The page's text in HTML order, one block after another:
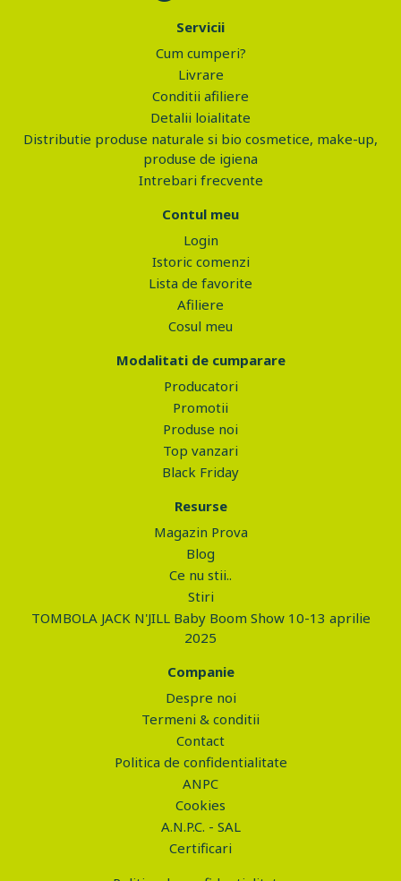
Servicii
Cum cumperi?
Livrare
Conditii afiliere
Detalii loialitate
Distributie produse naturale si bio cosmetice, make-up,
produse de igiena
Intrebari frecvente
Contul meu
Login
Istoric comenzi
Lista de favorite
Afiliere
Cosul meu
Modalitati de cumparare
Producatori
Promotii
Produse noi
Top vanzari
Black Friday
Resurse
Magazin Prova
Blog
Ce nu stii..
Stiri
TOMBOLA JACK N'JILL Baby Boom Show 10-13 aprilie
2025
Companie
Despre noi
Termeni & conditii
Contact
Politica de confidentialitate
ANPC
Cookies
A.N.P.C. - SAL
Certificari